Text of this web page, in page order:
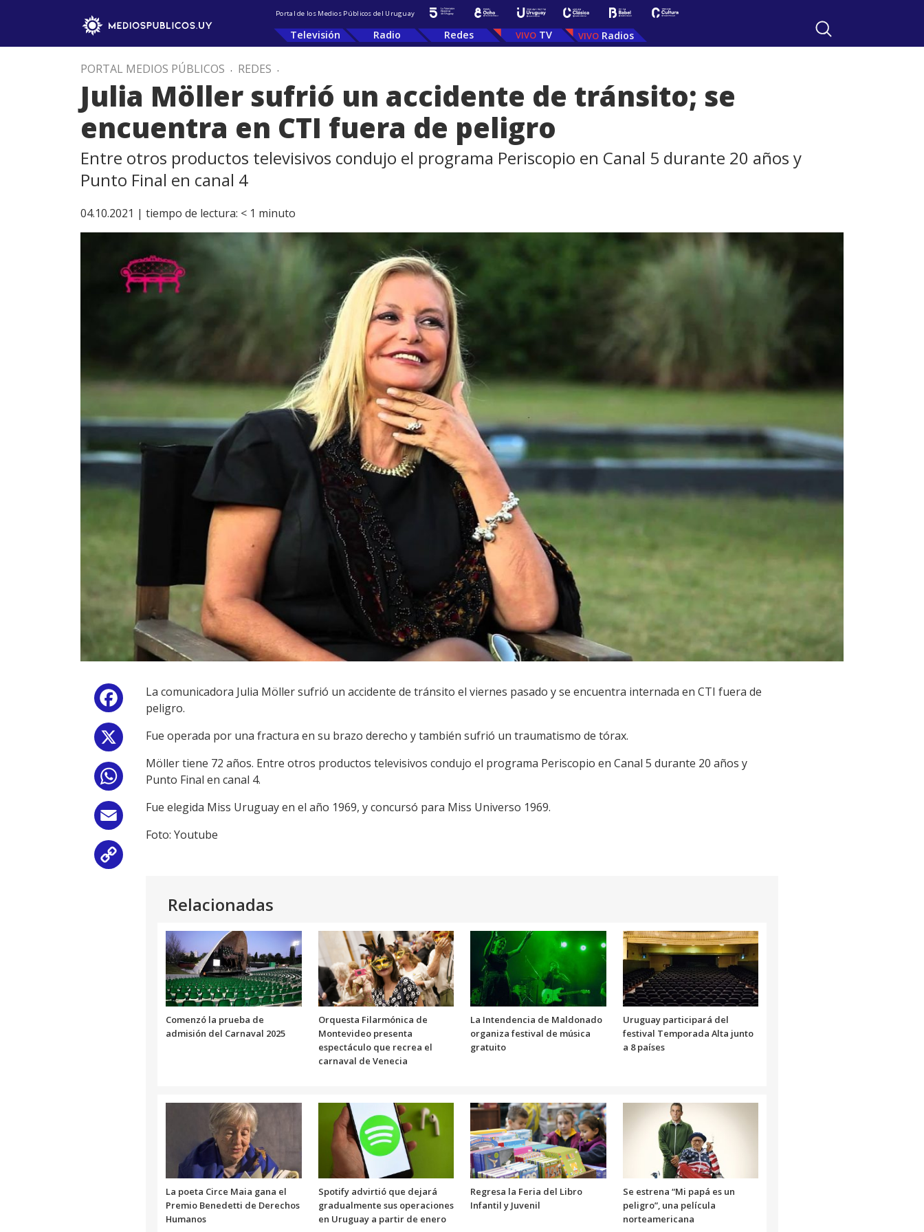
Portal de los Medios Públicos del Uruguay
Televisión Radio Redes TV Radios
PORTAL MEDIOS PÚBLICOS . REDES .
Julia Möller sufrió un accidente de tránsito; se
encuentra en CTI fuera de peligro
Entre otros productos televisivos condujo el programa Periscopio en Canal 5 durante 20 años y
Punto Final en canal 4
04.10.2021 | tiempo de lectura: < 1 minuto
Facebook
WhatsApp
La comunicadora Julia Möller sufrió un accidente de tránsito el viernes pasado y se encuentra internada en CTI fuera de
peligro.
Fue operada por una fractura en su brazo derecho y también sufrió un traumatismo de tórax.
Möller tiene 72 años. Entre otros productos televisivos condujo el programa Periscopio en Canal 5 durante 20 años y
Punto Final en canal 4.
Fue elegida Miss Uruguay en el año 1969, y concursó para Miss Universo 1969.
Foto: Youtube
Relacionadas
Comenzó la prueba de
admisión del Carnaval 2025
Orquesta Filarmónica de
Montevideo presenta
espectáculo que recrea el
carnaval de Venecia
La Intendencia de Maldonado
organiza festival de música
gratuito
Uruguay participará del
festival Temporada Alta junto
a 8 países
La poeta Circe Maia gana el
Premio Benedetti de Derechos
Humanos
Spotify advirtió que dejará
gradualmente sus operaciones
en Uruguay a partir de enero
Regresa la Feria del Libro
Infantil y Juvenil
Se estrena “Mi papá es un
peligro”, una película
norteamericana